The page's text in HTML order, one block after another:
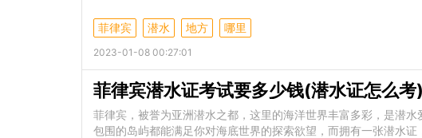
菲律宾 潜水 地方 哪里
2023-01-08 00:27:01
菲律宾潜水证考试要多少钱(潜水证怎么考)
菲律宾，被誉为亚洲潜水之都，这里的海洋世界丰富多彩，是潜
包围的岛屿都能满足你对海底世界的探索欲望，而拥有一张潜水